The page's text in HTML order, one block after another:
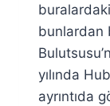
bunlardan
yılında
ayrıntıda